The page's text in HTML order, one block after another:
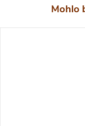
- např. střešní
v exteriérech k
Odolnost -
exteriéru,